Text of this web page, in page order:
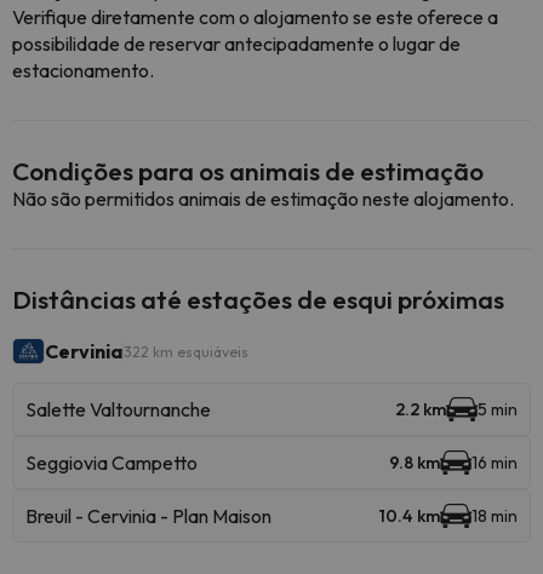
Verifique diretamente com o alojamento se este oferece a
possibilidade de reservar antecipadamente o lugar de
estacionamento.
Condições para os animais de estimação
Não são permitidos animais de estimação neste alojamento.
Distâncias até estações de esqui próximas
Cervinia322 km esquiáveis
Salette Valtournanche 2.2 km 5 min
Seggiovia Campetto 9.8 km 16 min
Breuil - Cervinia - Plan Maison 10.4 km 18 min